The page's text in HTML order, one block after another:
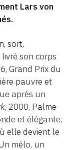
Lars von
sort,
son corps
Grand Prix du
pauvre et
après un
, 2000, Palme
et élégante,
elle devient le
mélo, un